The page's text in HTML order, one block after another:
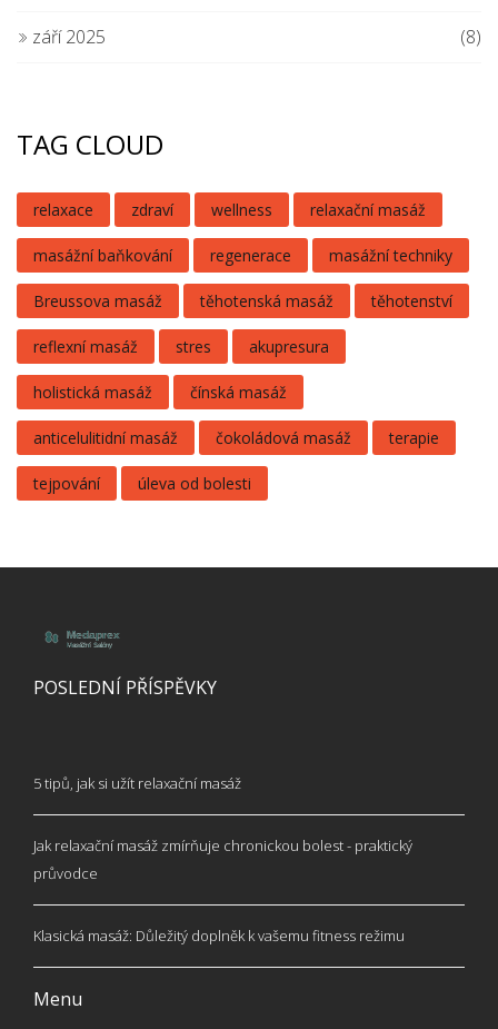
září 2025 (8)
TAG CLOUD
relaxace zdraví wellness relaxační masáž
masážní baňkování regenerace masážní techniky
Breussova masáž těhotenská masáž těhotenství
reflexní masáž stres akupresura
holistická masáž čínská masáž
anticelulitidní masáž čokoládová masáž terapie
tejpování úleva od bolesti
POSLEDNÍ PŘÍSPĚVKY
5 tipů, jak si užít relaxační masáž
Jak relaxační masáž zmírňuje chronickou bolest - praktický
průvodce
Klasická masáž: Důležitý doplněk k vašemu fitness režimu
Menu